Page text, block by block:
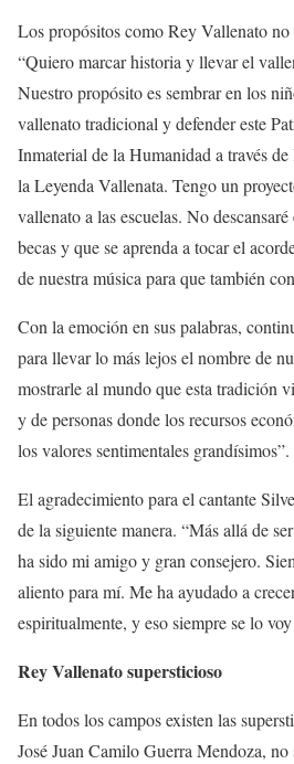
Los propósitos como Rey Vallenato
“Quiero marcar historia y llevar el
Nuestro propósito es sembrar en los
vallenato tradicional y defender este
Inmaterial de la Humanidad a través
la Leyenda Vallenata. Tengo un
vallenato a las escuelas. No
becas y que se aprenda a tocar el
de nuestra música para que también
Con la emoción en sus palabras,
para llevar lo más lejos el nombre de
mostrarle al mundo que esta tradición
y de personas donde los recursos
los valores sentimentales grandísimos”.
El agradecimiento para el cantante
de la siguiente manera. “Más allá de
ha sido mi amigo y gran consejero.
aliento para mí. Me ha ayudado a
espiritualmente, y eso siempre se lo
Rey Vallenato supersticioso
En todos los campos existen las
José Juan Camilo Guerra Mendoza, no